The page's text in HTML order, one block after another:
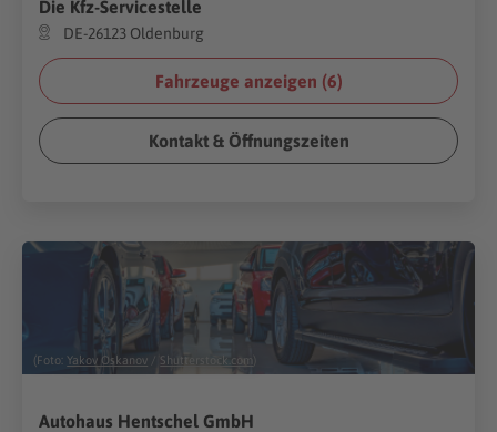
Die Kfz-Servicestelle
DE-26123 Oldenburg
Fahrzeuge anzeigen (6)
Kontakt & Öffnungszeiten
(Foto: Yakov Oskanov / Shutterstock.com
Autohaus Hentschel GmbH